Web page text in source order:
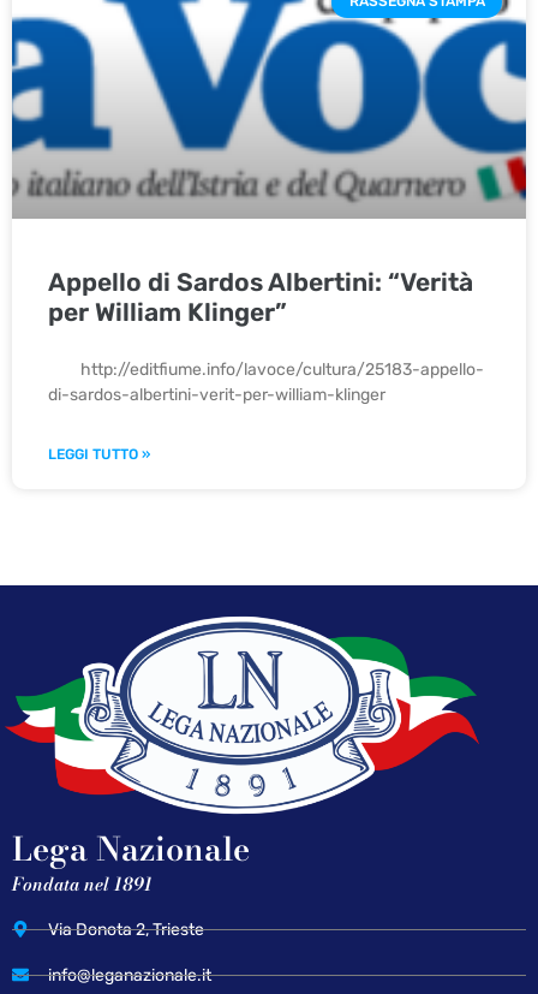
Appello di Sardos Albertini: “Verità
per William Klinger”
http://editfiume.info/lavoce/cultura/25183-appello-
di-sardos-albertini-verit-per-william-klinger
LEGGI TUTTO »
Lega Nazionale
Fondata nel 1891
Via Donota 2, Trieste
info@leganazionale.it